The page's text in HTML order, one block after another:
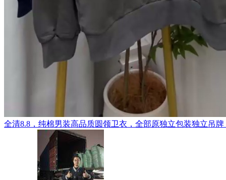
全清8.8，纯棉男装高品质圆领卫衣，全部原独立包装独立吊牌